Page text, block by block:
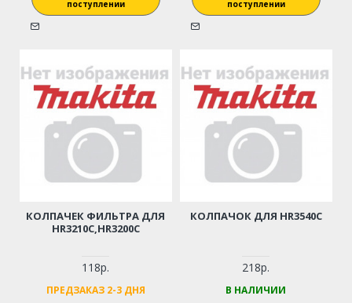
поступлении поступлении
КОЛПАЧЕК ФИЛЬТРА ДЛЯ
HR3210C,HR3200C
118р.
ПРЕДЗАКАЗ 2-3 ДНЯ
КОЛПАЧОК ДЛЯ HR3540C
218р.
В НАЛИЧИИ